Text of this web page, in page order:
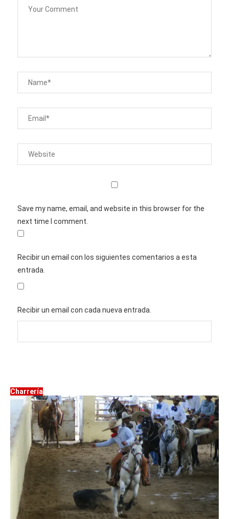
Save my name, email, and website in this browser for the
next time I comment.
Recibir un email con los siguientes comentarios a esta
entrada.
Recibir un email con cada nueva entrada.
Charrería